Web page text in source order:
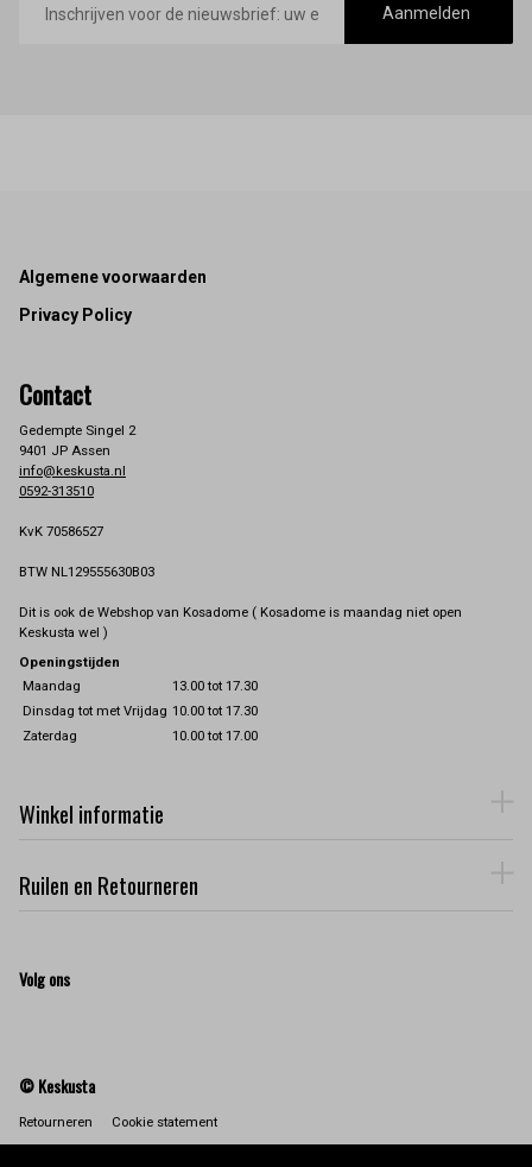
mailadres
Aanmelden
Footer
Algemene voorwaarden
Privacy Policy
Contact
Gedempte Singel 2
9401 JP Assen
info@keskusta.nl
0592-313510
KvK 70586527
BTW NL129555630B03
Dit is ook de Webshop van Kosadome ( Kosadome is maandag niet open
Keskusta wel )
Openingstijden
Maandag
13.00 tot 17.30
Dinsdag tot met Vrijdag 10.00 tot 17.30
Zaterdag
10.00 tot 17.00
Winkel informatie
Ruilen en Retourneren
Volg ons
© Keskusta
Retourneren Cookie statement